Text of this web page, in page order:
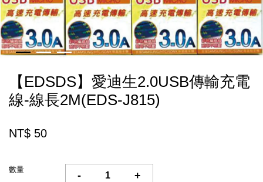
【EDSDS】愛迪生2.0USB傳輸充電
線-線長2M(EDS-J815)
NT$ 50
數量
- +